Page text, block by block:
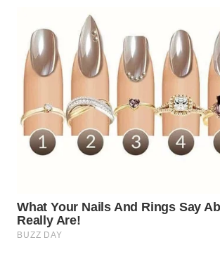
PADANG
LAWAS
WN
WN
CIANJUR
SERIBU